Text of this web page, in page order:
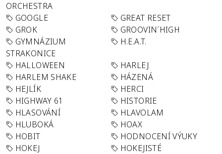
ORCHESTRA
GOOGLE
GREAT RESET
GROK
GROOVIN´HIGH
GYMNÁZIUM
STRAKONICE
H.E.A.T.
HALLOWEEN
HARLEJ
HARLEM SHAKE
HÁZENÁ
HEJLÍK
HERCI
HIGHWAY 61
HISTORIE
HLASOVÁNÍ
HLAVOLAM
HLUBOKÁ
HOAX
HOBIT
HODNOCENÍ VÝUKY
HOKEJ
HOKEJISTÉ